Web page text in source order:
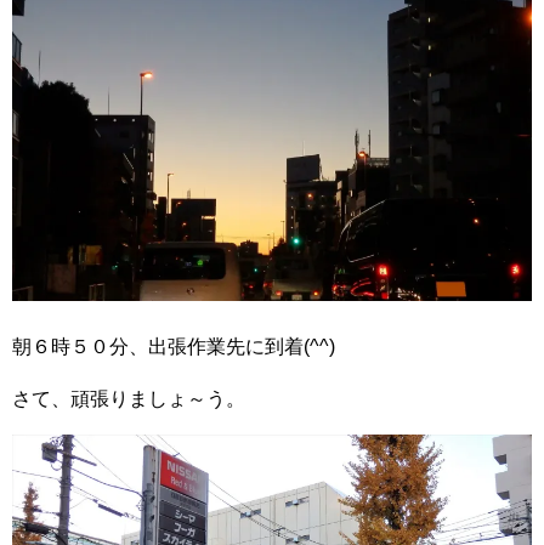
朝６時５０分、出張作業先に到着(^^)
さて、頑張りましょ～う。